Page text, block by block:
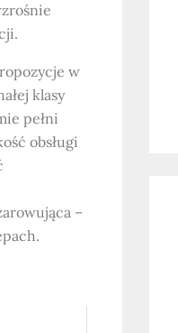
w
klasy
pełni
obsługi
–